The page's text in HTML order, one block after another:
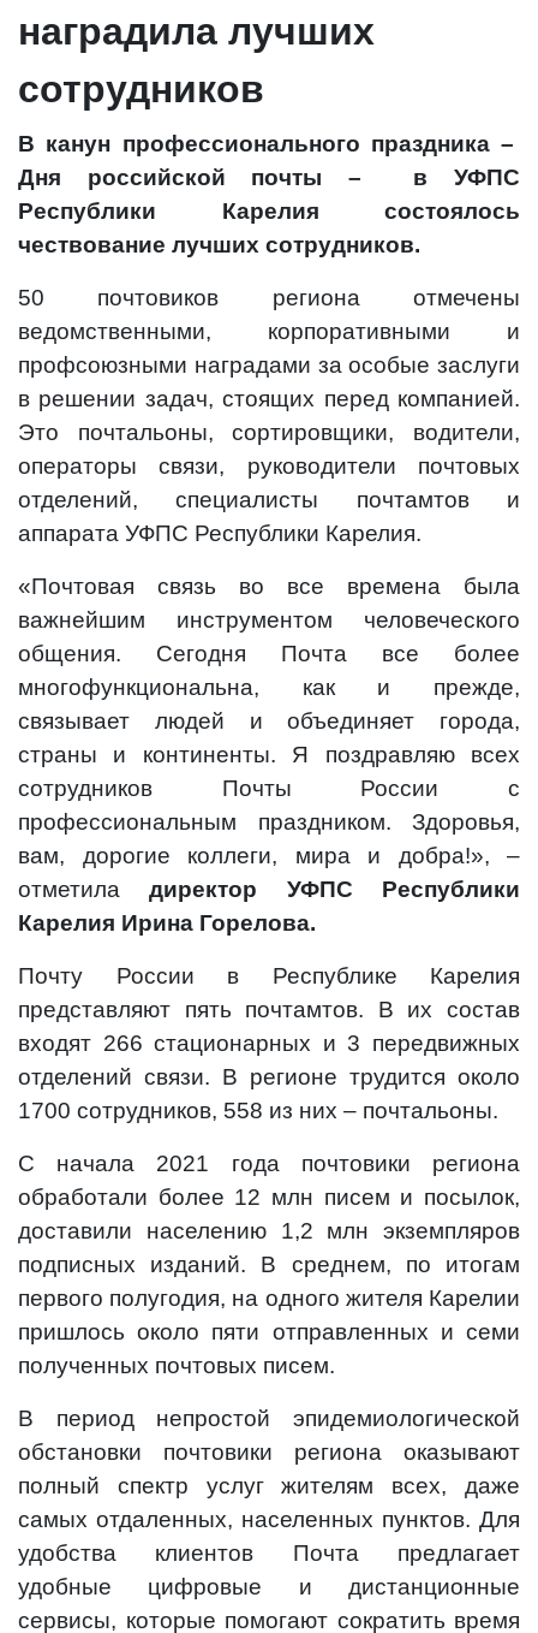
наградила лучших
сотрудников
В канун профессионального праздника –
Дня российской почты – в УФПС
Республики Карелия состоялось
чествование лучших сотрудников.
50 почтовиков региона отмечены
ведомственными, корпоративными и
профсоюзными наградами за особые заслуги
в решении задач, стоящих перед компанией.
Это почтальоны, сортировщики, водители,
операторы связи, руководители почтовых
отделений, специалисты почтамтов и
аппарата УФПС Республики Карелия.
«Почтовая связь во все времена была
важнейшим инструментом человеческого
общения. Сегодня Почта все более
многофункциональна, как и прежде,
связывает людей и объединяет города,
страны и континенты. Я поздравляю всех
сотрудников Почты России с
профессиональным праздником. Здоровья,
вам, дорогие коллеги, мира и добра!», –
отметиладиректор УФПС Республики
Карелия Ирина Горелова.
Почту России в Республике Карелия
представляют пять почтамтов. В их состав
входят 266 стационарных и 3 передвижных
отделений связи. В регионе трудится около
1700 сотрудников, 558 из них – почтальоны.
С начала 2021 года почтовики региона
обработали более 12 млн писем и посылок,
доставили населению 1,2 млн экземпляров
подписных изданий. В среднем, по итогам
первого полугодия, на одного жителя Карелии
пришлось около пяти отправленных и семи
полученных почтовых писем.
В период непростой эпидемиологической
обстановки почтовики региона оказывают
полный спектр услуг жителям всех, даже
самых отдаленных, населенных пунктов. Для
удобства клиентов Почта предлагает
удобные цифровые и дистанционные
сервисы, которые помогают сократить время